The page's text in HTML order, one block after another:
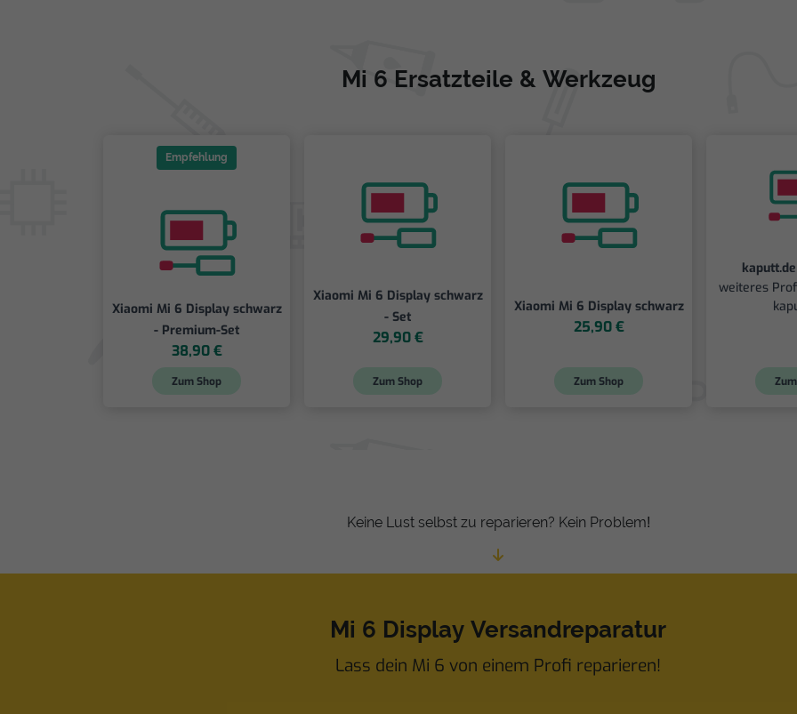
Mi 6 Ersatzteile & Werkzeug
Empfehlung
Xiaomi Mi 6 Display schwarz
- Premium-Set
38,90 €
Zum Shop
Xiaomi Mi 6 Display schwarz
- Set
29,90 €
Zum Shop
Xiaomi Mi 6 Display schwarz
25,90 €
Zum Shop
weiteres
Keine Lust selbst zu reparieren? Kein Problem!
Mi 6 Display Versandreparatur
Lass dein Mi 6 von einem Profi reparieren!